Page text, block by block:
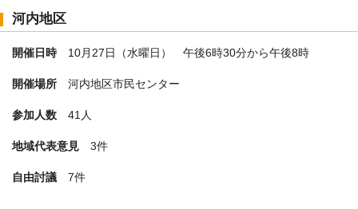
河内地区
開催日時10月27日（水曜日） 午後6時30分から午後8時
開催場所 河内地区市民センター
参加人数 41人
地域代表意見 3件
自由討議 7件